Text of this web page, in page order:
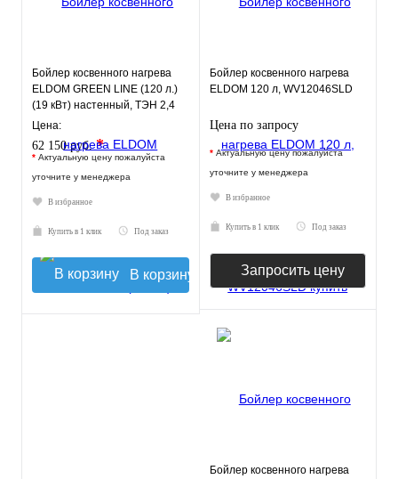
Бойлер косвенного нагрева
ELDOM GREEN LINE (120 л.)
(19 кВт) настенный, ТЭН 2,4
кВт., правое подключ
Цена:
62 150 руб.*
* Актуальную цену пожалуйста
уточните у менеджера
В избранное
Купить в 1 клик Под заказ
В корзину
Бойлер косвенного нагрева
ELDOM 120 л, WV12046SLD
Цена по запросу
* Актуальную цену пожалуйста
уточните у менеджера
В избранное
Купить в 1 клик Под заказ
Запросить цену
Бойлер косвенного нагрева